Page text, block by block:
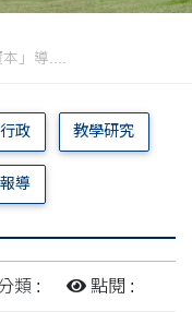
」導....
政 教學研究
導
類 : 點閱 :